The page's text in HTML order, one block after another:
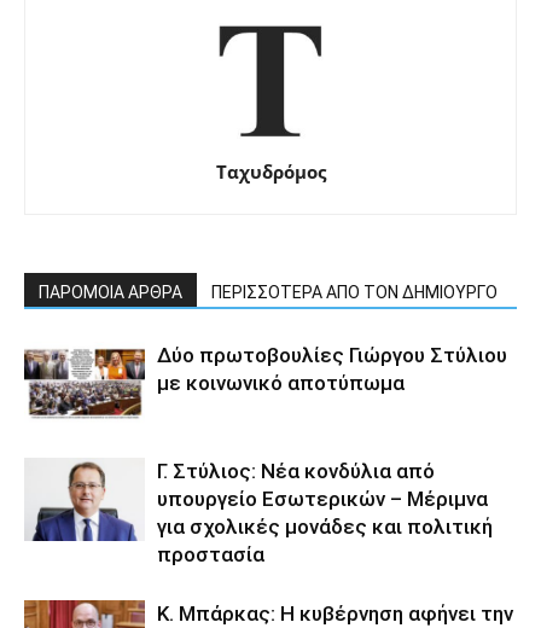
Ταχυδρόμος
ΠΑΡΟΜΟΙΑ ΑΡΘΡΑ ΠΕΡΙΣΣΟΤΕΡΑ ΑΠΟ ΤΟΝ ΔΗΜΙΟΥΡΓΟ
Δύο πρωτοβουλίες Γιώργου Στύλιου
με κοινωνικό αποτύπωμα
Γ. Στύλιος: Νέα κονδύλια από
υπουργείο Εσωτερικών – Μέριμνα
για σχολικές μονάδες και πολιτική
προστασία
Κ. Μπάρκας: Η κυβέρνηση αφήνει την